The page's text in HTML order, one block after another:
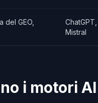
del GEO,
Mistral
i motori